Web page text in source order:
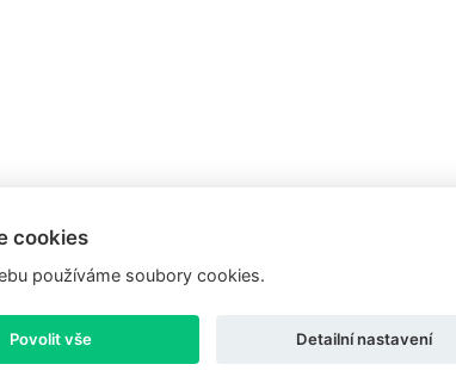
cookies
používáme soubory cookies.
Povolit vše Detailní nastavení